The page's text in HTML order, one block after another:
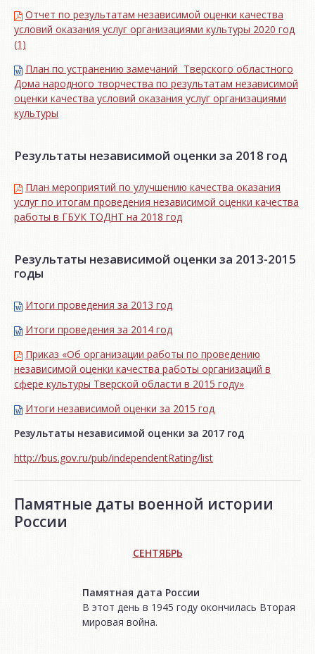
Отчет по результатам независимой оценки качества
условий оказания услуг организациями культуры 2020 год
(1)
План по устранению замечаний Тверского областного
Дома народного творчества по результатам независимой
оценки качества условий оказания услуг организациями
культуры
Результаты независимой оценки за 2018 год
План мероприятий по улучшению качества оказания
услуг по итогам проведения независимой оценки качества
работы в ГБУК ТОДНТ на 2018 год
Результаты независимой оценки за 2013-2015
годы
Итоги проведения за 2013 год
Итоги проведения за 2014 год
Приказ «Об организации работы по проведению
независимой оценки качества работы организаций в
сфере культуры Тверской области в 2015 году»
Итоги независимой oценки за 2015 год
Результаты независимой оценки за 2017 год
http://bus.gov.ru/pub/independentRating/list
Памятные даты военной истории
России
СЕНТЯБРЬ
Памятная дата России
В этот день в 1945 году окончилась Вторая
мировая война.